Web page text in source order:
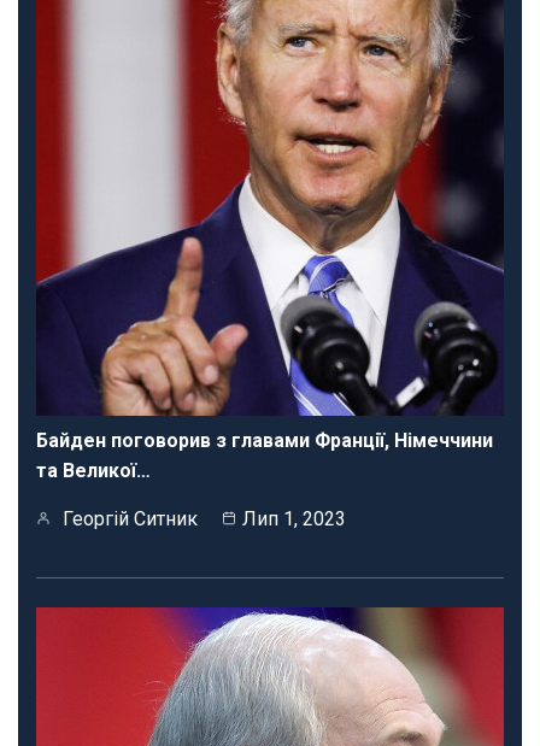
Байден поговорив з главами Франції, Німеччини
та Великої…
Георгій Ситник Лип 1, 2023